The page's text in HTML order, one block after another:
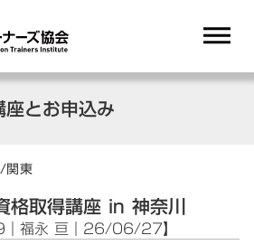
とお申込み
/関東
格取得講座 in 神奈川
｜福永 亘｜26/06/27】
dehaze